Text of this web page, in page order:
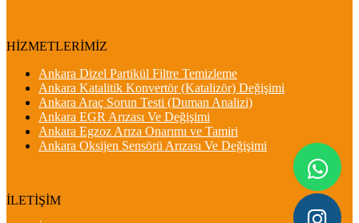
HİZMETLERİMİZ
Ankara Dizel Partikül Filtre Temizleme
Ankara Katalitik Konvertör (Katalizör) Değişimi
Ankara Araç Sorun Testi (Duman Analizi)
Ankara EGR Arızası Ve Değişimi
Ankara Egzoz Arıza Onarımı ve Tamiri
Ankara Oksijen Sensörü Arızası Ve Değişimi
İLETİŞİM